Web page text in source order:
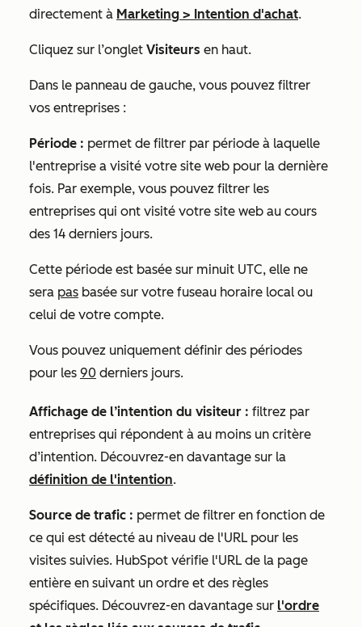
directement à Marketing > Intention d'achat.
Cliquez sur l’onglet Visiteurs en haut.
Dans le panneau de gauche, vous pouvez filtrer
vos entreprises :
Période : permet de filtrer par période à laquelle
l'entreprise a visité votre site web pour la dernière
fois. Par exemple, vous pouvez filtrer les
entreprises qui ont visité votre site web au cours
des 14 derniers jours.
Cette période est basée sur minuit UTC, elle ne
sera pas basée sur votre fuseau horaire local ou
celui de votre compte.
Vous pouvez uniquement définir des périodes
pour les 90 derniers jours.
Affichage de l’intention du visiteur : filtrez par
entreprises qui répondent à au moins un critère
d’intention. Découvrez-en davantage sur la
définition de l'intention.
Source de trafic : permet de filtrer en fonction de
ce qui est détecté au niveau de l'URL pour les
visites suivies. HubSpot vérifie l'URL de la page
entière en suivant un ordre et des règles
spécifiques. Découvrez-en davantage sur l'ordre